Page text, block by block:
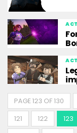
PAGE 123 OF 130
121 122 123